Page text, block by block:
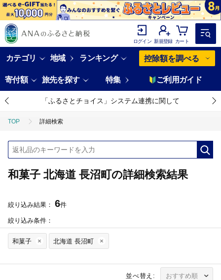
ログイン 新規登録 カート
カテゴリ 地域 ランキング 控除額を調べる
寄付額 旅先を探す 特集 ご利用ガイド
「ふるさとチョイス」システム連携に関して
TOP 詳細検索
和菓子 北海道 長沼町の詳細検索結果
絞り込み結果： 6件
絞り込み条件：
和菓子 北海道 長沼町
並べ替え: